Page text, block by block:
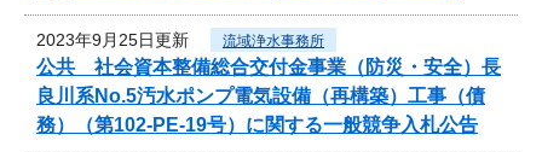
2023年9月25日更新 流域浄水事務所
公共 社会資本整備総合交付金事業（防災・安全）長
良川系No.5汚水ポンプ電気設備（再構築）工事（債
務）（第102-PE-19号）に関する一般競争入札公告